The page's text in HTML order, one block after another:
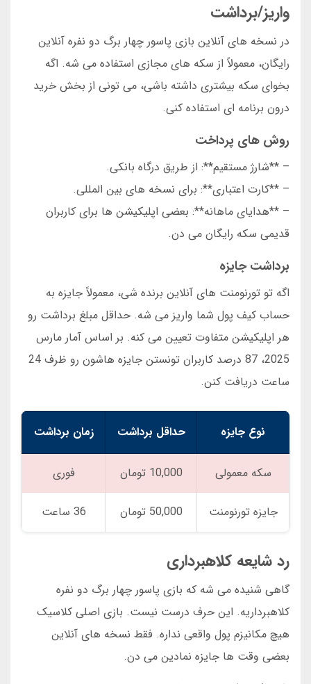
واریز/برداشت
در نسخه های آنلاین بازی پاسور چهار برگ دو نفره آنلاین
رایگان، معمولاً از سکه های مجازی استفاده می شه. اگه
بخوای سکه بیشتری داشته باشی، می تونی از بخش خرید
درون برنامه ای استفاده کنی.
روش های پرداخت
– **شارژ مستقیم**: از طریق درگاه بانکی.
– **کارت اعتباری**: برای نسخه های بین المللی.
– **هدایای ماهانه**: بعضی اپلیکیشن ها برای کاربران
قدیمی سکه رایگان می دن.
برداشت جایزه
اگه تو تورنومنت های آنلاین برنده شی، معمولاً جایزه به
حساب کیف پول شما واریز می شه. حداقل مبلغ برداشت رو
هر اپلیکیشن متفاوت تعیین می کنه. بر اساس آمار مارس
2025، 87 درصد کاربران تونستن جایزه هاشون رو ظرف 24
ساعت دریافت کنن.
نوع جایزه حداقل برداشت زمان برداشت
سکه معمولی 10,000 تومان فوری
جایزه تورنومنت 50,000 تومان 36 ساعت
رد شایعه کلاهبرداری
گاهی شنیده می شه که بازی پاسور چهار برگ دو نفره
کلاهبرداریه. این حرف درست نیست. بازی اصلی کلاسیک
هیچ مکانیزم پول واقعی نداره. فقط نسخه های آنلاین
بعضی وقت ها جایزه نمادین می دن.